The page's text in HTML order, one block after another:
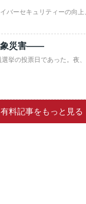
バーセキュリティーの向上
象災害――
挙の投票日であった。夜
有料記事をもっと見る